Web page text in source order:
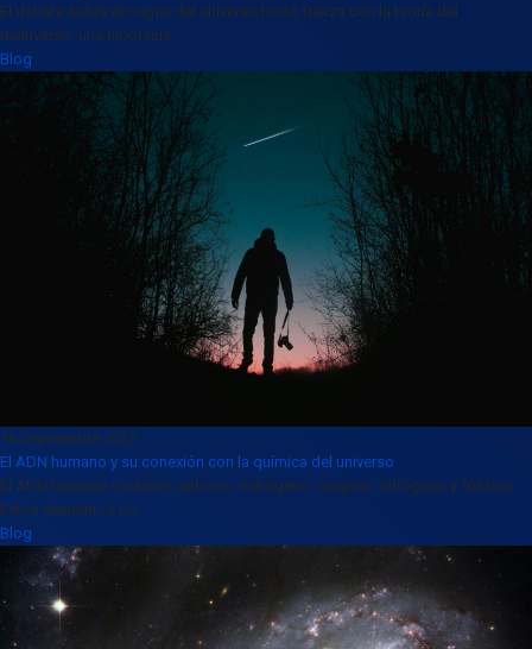
El debate sobre el origen del universo tomó fuerza con la teoría del
multiverso, una hipótesis...
Blog
16 Septiembre 2025
El ADN humano y su conexión con la química del universo
El ADN humano contiene carbono, hidrógeno, oxígeno, nitrógeno y fósforo.
Estos elementos no...
Blog